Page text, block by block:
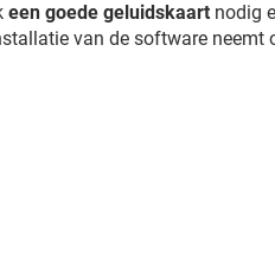
een goede geluidskaart nodig
van de software neemt